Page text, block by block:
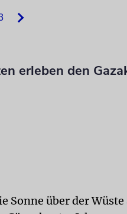
erleben den
Sonne über der